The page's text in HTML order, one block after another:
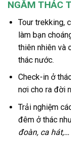
NGẮM THÁC
Tourtrekking,
làm bạn
thiên nhiên và
thác nước.
Check-in ở
nơi cho ra đời
Trải nghiệm
đêm ở thác
đoàn, ca hát,…